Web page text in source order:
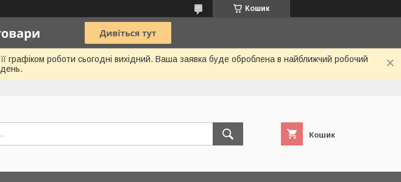
Кошик
графіком роботи сьогодні вихідний. Ваша заявка буде оброблена в найближчий робочий
день.
Кошик